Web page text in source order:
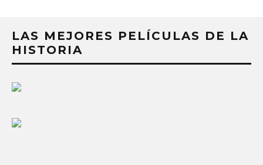
LAS MEJORES PELÍCULAS DE LA
HISTORIA